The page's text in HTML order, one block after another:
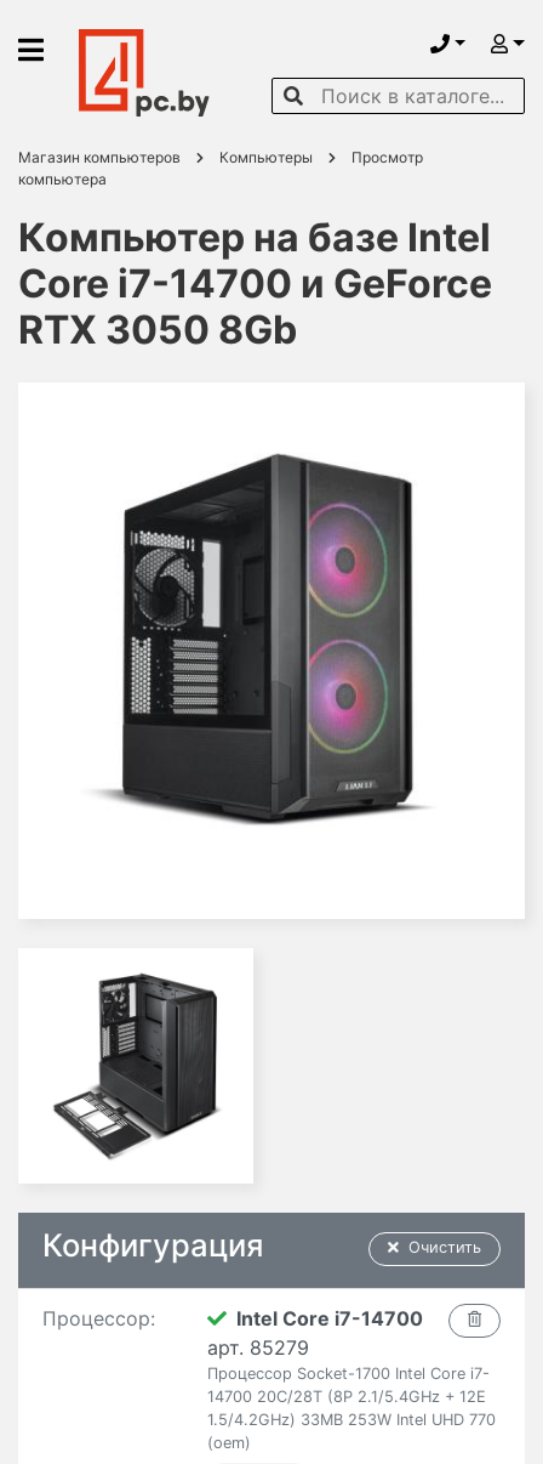
Магазин компьютеров Компьютеры
Просмотр
компьютера
Компьютер на базе Intel
Core i7-14700 и GeForce
RTX 3050 8Gb
Очистить
Конфигурация
Процессор:
Intel Core i7-14700
арт. 85279
Процессор Socket-1700 Intel Core i7-
14700 20C/28T (8P 2.1/5.4GHz + 12E
1.5/4.2GHz) 33MB 253W Intel UHD 770
(oem)